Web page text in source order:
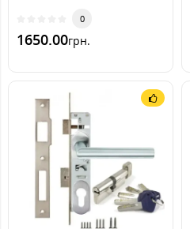
[Антрацитово-серый]
(комплект)
0
1650.00грн.